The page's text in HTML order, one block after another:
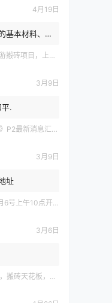
4月19日
基本材料、白
单稳定吃肉，适合长期搬砖！
3月9日
.
汇总，九大硬核干货速报
3月9日
址
号上午10点开服
3月6日
板，闭着眼都能赚！